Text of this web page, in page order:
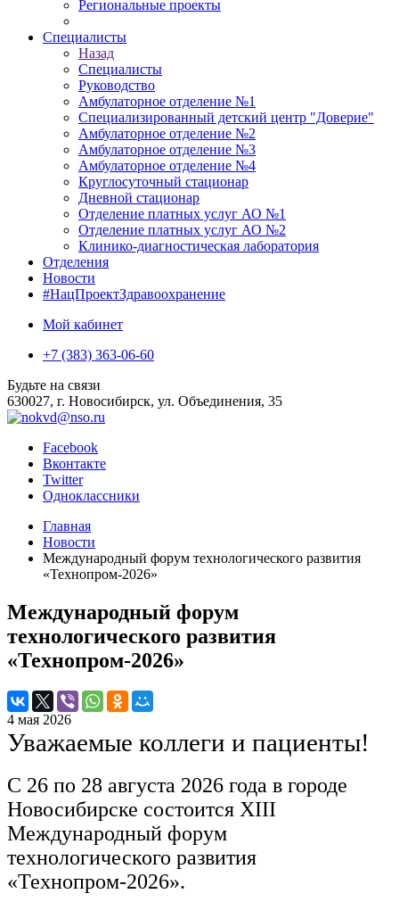
Региональные проекты
Специалисты
Назад
Специалисты
Руководство
Амбулаторное отделение №1
Специализированный детский центр "Доверие"
Амбулаторное отделение №2
Амбулаторное отделение №3
Амбулаторное отделение №4
Круглосуточный стационар
Дневной стационар
Отделение платных услуг АО №1
Отделение платных услуг АО №2
Клинико-диагностическая лаборатория
Отделения
Новости
#НацПроектЗдравоохранение
Мой кабинет
+7 (383) 363-06-60
Будьте на связи
630027, г. Новосибирск, ул. Объединения, 35
Facebook
Вконтакте
Twitter
Одноклассники
Главная
Новости
Международный форум технологического развития
«Технопром-2026»
Международный форум
технологического развития
«Технопром-2026»
4 мая 2026
Уважаемые коллеги и пациенты!
С 26 по 28 августа 2026 года в городе
Новосибирске состоится XIII
Международный форум
технологического развития
«Технопром-2026».